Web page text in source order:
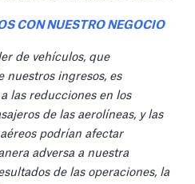
CON NUESTRO NEGOCIO
de vehículos, que
nuestros ingresos, es
las reducciones en los
de las aerolíneas, y las
podrían afectar
adversa a nuestra
de las operaciones, la